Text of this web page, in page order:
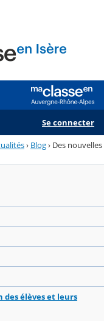
Se connecter
› Blog› Des nouvelles
élèves et leurs